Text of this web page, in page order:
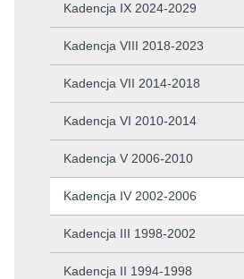
Kadencja IX 2024-2029
Kadencja VIII 2018-2023
Kadencja VII 2014-2018
Kadencja VI 2010-2014
Kadencja V 2006-2010
Kadencja IV 2002-2006
Kadencja III 1998-2002
Kadencja II 1994-1998